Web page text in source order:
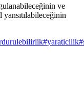
ve
yansıtılabileceğinin
#yaraticilik#